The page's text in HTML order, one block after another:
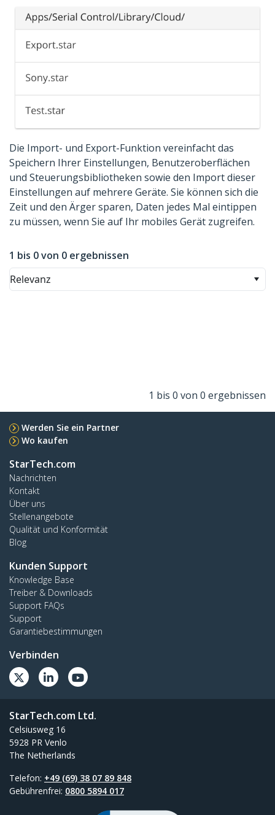
Die Import- und Export-Funktion vereinfacht das
Speichern Ihrer Einstellungen, Benutzeroberflächen
und Steuerungsbibliotheken sowie den Import dieser
Einstellungen auf mehrere Geräte. Sie können sich die
Zeit und den Ärger sparen, Daten jedes Mal eintippen
zu müssen, wenn Sie auf Ihr mobiles Gerät zugreifen.
1 bis 0 von 0 ergebnissen
Relevanz
1 bis 0 von 0 ergebnissen
Werden Sie ein Partner
Wo kaufen
StarTech.com
Nachrichten
Kontakt
Über uns
Stellenangebote
Qualität und Konformität
Blog
Kunden Support
Knowledge Base
Treiber & Downloads
Support FAQs
Support
Garantiebestimmungen
Verbinden
StarTech.com Ltd.
Celsiusweg 16
5928 PR Venlo
The Netherlands
Telefon: +49 (69) 38 07 89 848
Gebührenfrei: 0800 5894 017